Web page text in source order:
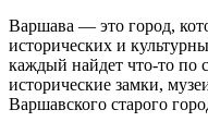
Варшава — это город,
исторических и
каждый найдет что-то по
исторические замки,
Варшавского старого